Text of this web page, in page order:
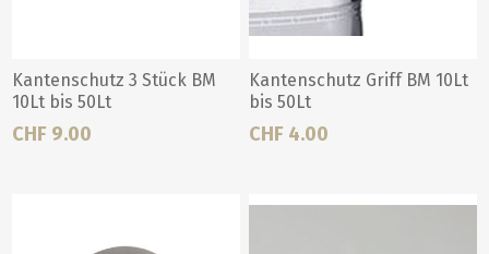
Kantenschutz 3 Stück BM
10Lt bis 50Lt
CHF 9.00
Kantenschutz Griff BM 10Lt
bis 50Lt
CHF 4.00